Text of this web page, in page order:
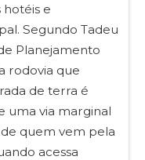
hotéis e
Segundo Tadeu
Planejamento
rodovia que
de terra é
uma via marginal
quem vem pela
acessa